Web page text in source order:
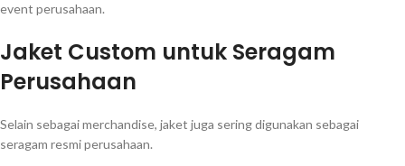
event perusahaan.
Jaket Custom untuk Seragam
Perusahaan
Selain sebagai merchandise, jaket juga sering digunakan sebagai
seragam resmi perusahaan.